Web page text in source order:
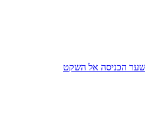
שער הכניסה אל השקט